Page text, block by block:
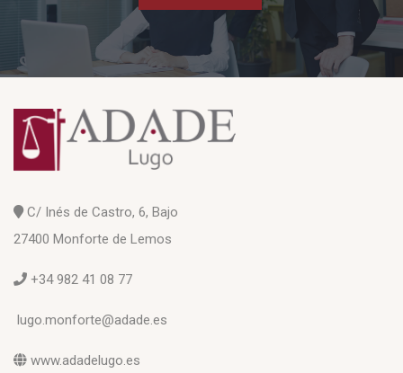
C/ Inés de Castro, 6, Bajo
27400 Monforte de Lemos
+34 982 41 08 77
lugo.monforte@adade.es
www.adadelugo.es